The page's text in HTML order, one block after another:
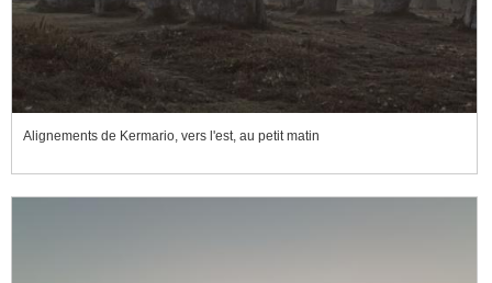
Alignements de Kermario, vers l'est, au petit matin